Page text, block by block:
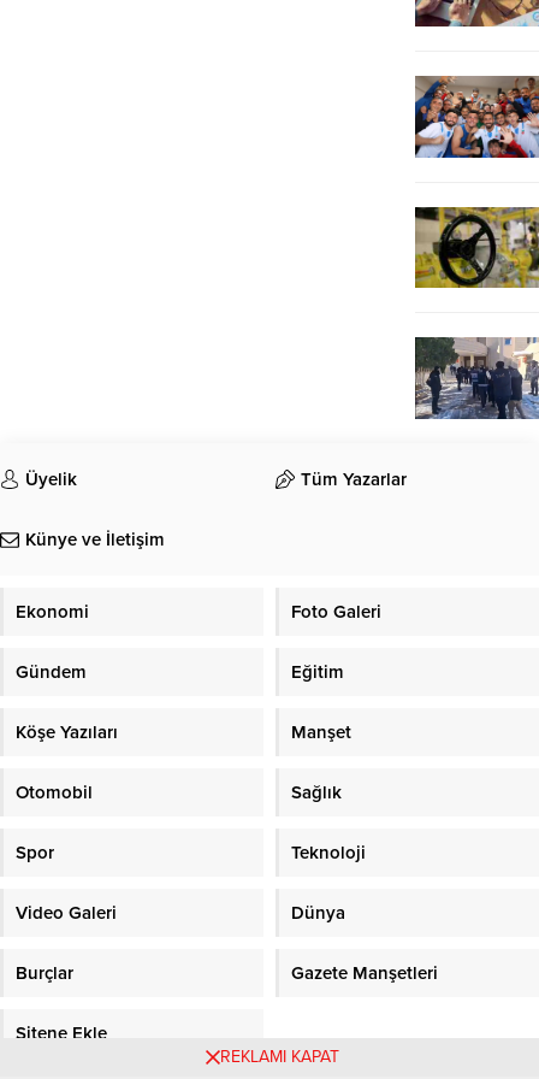
Üyelik Tüm Yazarlar
Künye ve İletişim
Ekonomi Foto Galeri
Gündem Eğitim
Köşe Yazıları Manşet
Otomobil Sağlık
Spor Teknoloji
Video Galeri Dünya
Burçlar Gazete Manşetleri
Sitene Ekle
REKLAMI KAPAT